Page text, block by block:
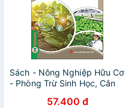
Sách - Nông Nghiệp Hữu Cơ
- Phòng Trừ Sinh Học, Cân
57.400 đ